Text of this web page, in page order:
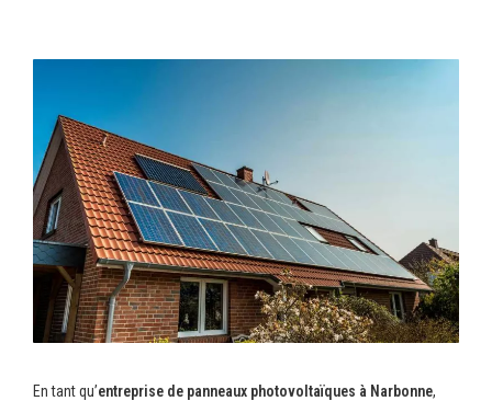
En tant qu’entreprise de panneaux photovoltaïques à Narbonne,